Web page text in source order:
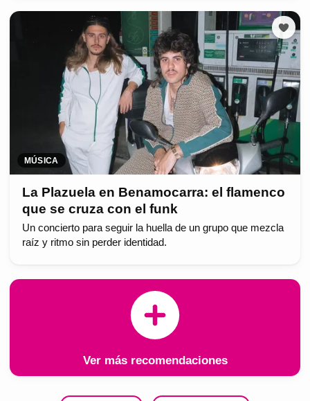
MÚSICA
La Plazuela en Benamocarra: el flamenco
que se cruza con el funk
Un concierto para seguir la huella de un grupo que mezcla
raíz y ritmo sin perder identidad.
Ver más recomendaciones